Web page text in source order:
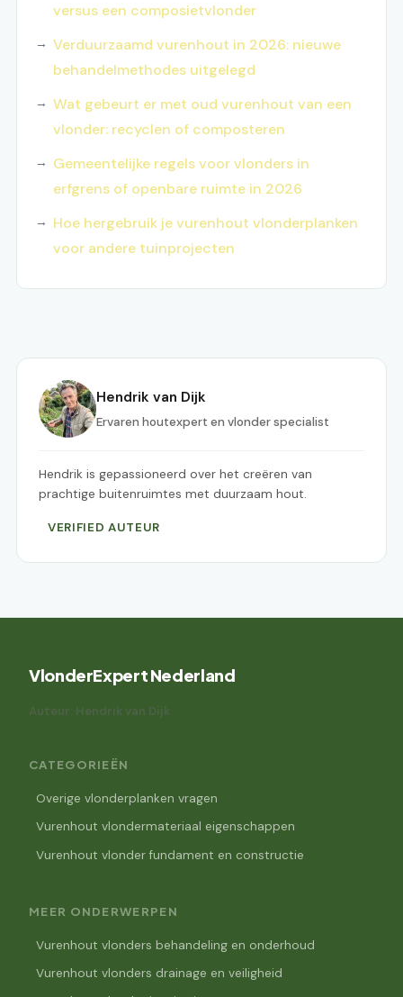
versus een composietvlonder
Verduurzaamd vurenhout in 2026: nieuwe
behandelmethodes uitgelegd
Wat gebeurt er met oud vurenhout van een
vlonder: recyclen of composteren
Gemeentelijke regels voor vlonders in
erfgrens of openbare ruimte in 2026
Hoe hergebruik je vurenhout vlonderplanken
voor andere tuinprojecten
Hendrik van Dijk
Ervaren houtexpert en vlonder specialist
Hendrik is gepassioneerd over het creëren van
prachtige buitenruimtes met duurzaam hout.
VERIFIED AUTEUR
VlonderExpert Nederland
Auteur: Hendrik van Dijk
CATEGORIEËN
Overige vlonderplanken vragen
Vurenhout vlondermateriaal eigenschappen
Vurenhout vlonder fundament en constructie
MEER ONDERWERPEN
Vurenhout vlonders behandeling en onderhoud
Vurenhout vlonders drainage en veiligheid